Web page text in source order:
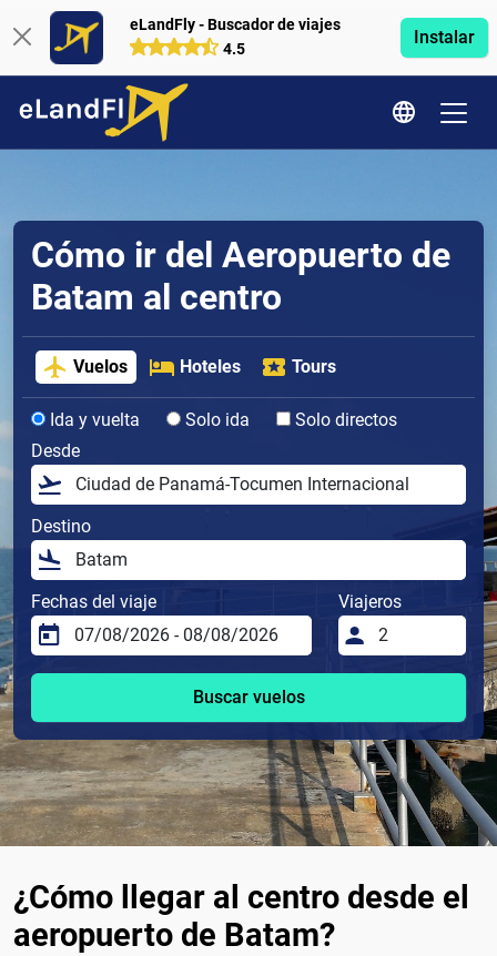
eLandFly - Buscador de viajes
4.5
Instalar
Cómo ir del Aeropuerto de
Batam al centro
Vuelos Hoteles Tours
Ida y vuelta Solo ida
Solo directos
Desde
Destino
Fechas del viaje Viajeros
Buscar vuelos
¿Cómo llegar al centro desde el
aeropuerto de Batam?